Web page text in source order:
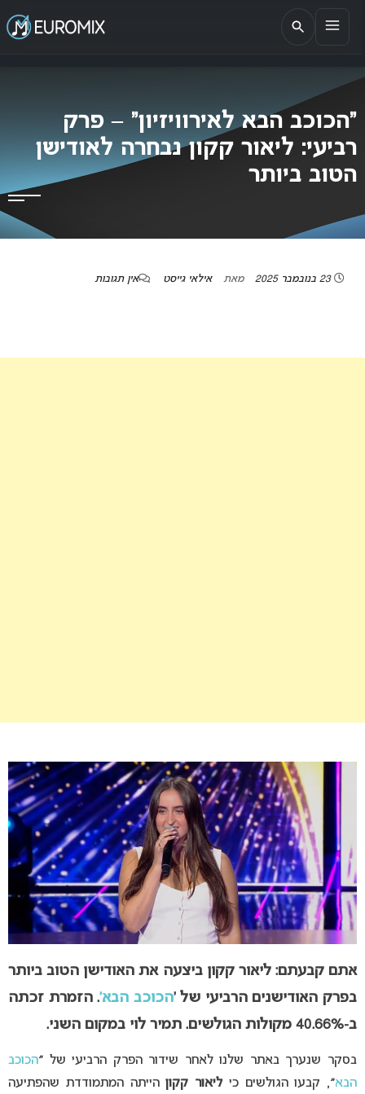
EUROMIX
אתר הבית של האירוויזיון בישראל
“הכוכב הבא לאירוויזיון” – פרק
רביעי: ליאור קקון נבחרה לאודישן
הטוב ביותר
23 בנובמבר 2025 מאת אילאי גייסט אין תגובות
אתם קבעתם: ליאור קקון ביצעה את האודישן הטוב ביותר
בפרק האודישנים הרביעי של ‘ הכוכב הבא’. הזמרת זכתה
ב-40.66% מקולות הגולשים. תמיר לוי במקום השני.
בסקר שנערך באתר שלנו לאחר שידור הפרק הרביעי של ״הכוכב
הבא״, קבעו הגולשים כי ליאור קקוןהייתה המתמודדת שהפתיעה